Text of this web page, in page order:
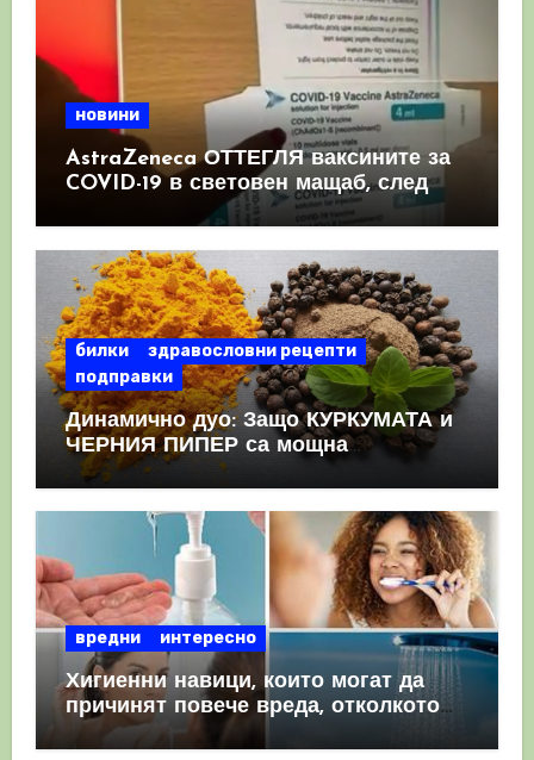
новини
AstraZeneca ОТТЕГЛЯ ваксините за
COVID-19 в световен мащаб, след
като призна, че те причиняват
билки
здравословни рецепти
подправки
Динамично дуо: Защо КУРКУМАТА и
ЧЕРНИЯ ПИПЕР са мощна
комбинация
вредни интересно
Хигиенни навици, които могат да
причинят повече вреда, отколкото
полза